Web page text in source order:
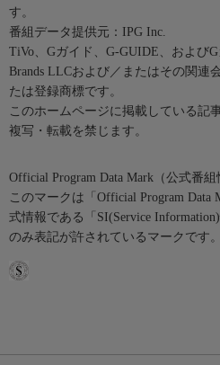
す。
番組データ提供元：IPG Inc.
TiVo、Gガイド、G-GUIDE、および
Brands LLCおよび／またはその関連
たは登録商標です。
このホームページに掲載している記
複写・転載を禁じます。
Official Program Data Mark（公式番組
このマークは「Official Program
式情報である「SI(Service
のみ表記が許されているマークです。